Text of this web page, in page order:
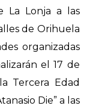
La Lonja a las
de Orihuela
organizadas
el 17 de
Tercera Edad
Die” a las